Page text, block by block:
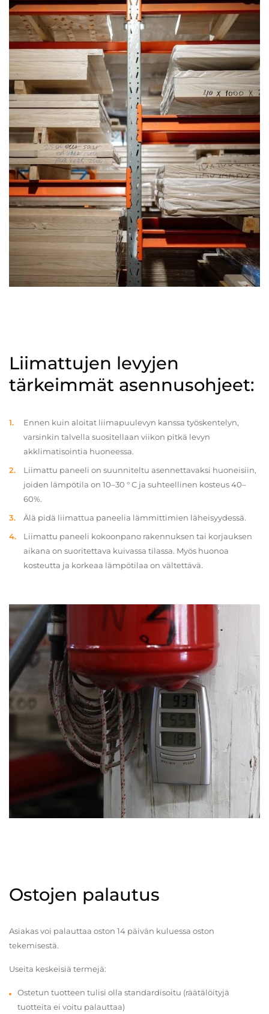
Liimattujen levyjen
tärkeimmät asennusohjeet:
Ennen kuin aloitat liimapuulevyn kanssa työskentelyn,
varsinkin talvella suositellaan viikon pitkä levyn
akklimatisointia huoneessa.
Liimattu paneeli on suunniteltu asennettavaksi huoneisiin,
joiden lämpötila on 10–30 ° C ja suhteellinen kosteus 40–
60%.
Älä pidä liimattua paneelia lämmittimien läheisyydessä.
Liimattu paneeli kokoonpano rakennuksen tai korjauksen
aikana on suoritettava kuivassa tilassa. Myös huonoa
kosteutta ja korkeaa lämpötilaa on vältettävä.
Ostojen palautus
Asiakas voi palauttaa oston 14 päivän kuluessa oston
tekemisestä.
Useita keskeisiä termejä:
Ostetun tuotteen tulisi olla standardisoitu (räätälöityjä
tuotteita ei voitu palauttaa)